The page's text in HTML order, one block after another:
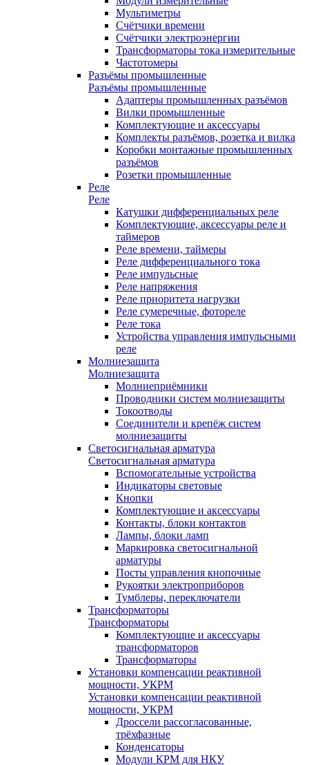
Мультиметры
Счётчики времени
Счётчики электроэнергии
Трансформаторы тока измерительные
Частотомеры
Разъёмы промышленные
Разъёмы промышленные
Адаптеры промышленных разъёмов
Вилки промышленные
Комплектующие и аксессуары
Комплекты разъёмов, розетка и вилка
Коробки монтажные промышленных
разъёмов
Розетки промышленные
Реле
Реле
Катушки дифференциальных реле
Комплектующие, аксессуары реле и
таймеров
Реле времени, таймеры
Реле дифференциального тока
Реле импульсные
Реле напряжения
Реле приоритета нагрузки
Реле сумеречные, фотореле
Реле тока
Устройства управления импульсными
реле
Молниезащита
Молниезащита
Молниеприёмники
Проводники систем молниезащиты
Токоотводы
Соединители и крепёж систем
молниезащиты
Светосигнальная арматура
Светосигнальная арматура
Вспомогательные устройства
Индикаторы световые
Кнопки
Комплектующие и аксессуары
Контакты, блоки контактов
Лампы, блоки ламп
Маркировка светосигнальной
арматуры
Посты управления кнопочные
Рукоятки электроприборов
Тумблеры, переключатели
Трансформаторы
Трансформаторы
Комплектующие и аксессуары
трансформаторов
Трансформаторы
Установки компенсации реактивной
мощности, УКРМ
Установки компенсации реактивной
мощности, УКРМ
Дроссели рассогласованные,
трёхфазные
Конденсаторы
Модули КРМ для НКУ